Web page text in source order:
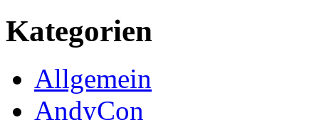
Kategorien
Allgemein
AndyCon